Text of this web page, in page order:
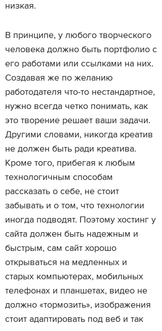
низкая.
В принципе, у любого творческого
человека должно быть портфолио с
его работами или ссылками на них.
Создавая же по желанию
работодателя что-то нестандартное,
нужно всегда четко понимать, как
это творение решает ваши задачи.
Другими словами, никогда креатив
не должен быть ради креатива.
Кроме того, прибегая к любым
технологичным способам
рассказать о себе, не стоит
забывать и о том, что технологии
иногда подводят. Поэтому хостинг у
сайта должен быть надежным и
быстрым, сам сайт хорошо
открываться на медленных и
старых компьютерах, мобильных
телефонах и планшетах, видео не
должно «тормозить», изображения
стоит адаптировать под веб и так